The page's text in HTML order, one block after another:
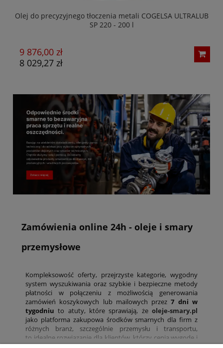
Olej do precyzyjnego tłoczenia metali COGELSA ULTRALUB
SP 220 - 200 l
9 876,00 zł
8 029,27 zł
Zamówienia online 24h - oleje i smary
przemysłowe
Kompleksowość oferty, przejrzyste kategorie, wygodny
system wyszukiwania oraz szybkie i bezpieczne metody
płatności w połączeniu z możliwością generowania
zamówień koszykowych lub mailowych przez7 dni w
tygodniu to atuty, które sprawiają, że oleje-smary.pl
jako platforma zakupowa środków smarnych dla firm z
różnych branż, szczególnie przemysłu i transportu,
to idealne rozwiązanie dla klientów, którzy cenią wygodę i